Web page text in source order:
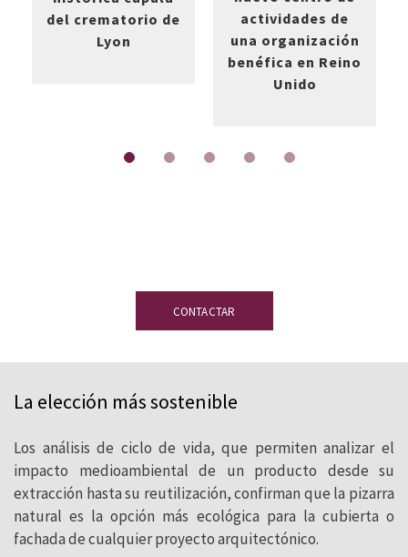
del crematorio de
Lyon
actividades de
una organización
benéfica en Reino
Unido
CONTACTAR
La elección más sostenible
Los análisis de ciclo de vida, que permiten analizar el
impacto medioambiental de un producto desde su
extracción hasta su reutilización, confirman que la pizarra
natural es la opción más ecológica para la cubierta o
fachada de cualquier proyecto arquitectónico.